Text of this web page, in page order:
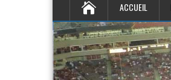
ACCUEIL